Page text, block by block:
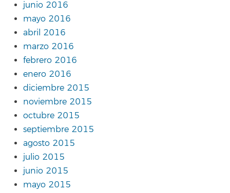
junio 2016
mayo 2016
abril 2016
marzo 2016
febrero 2016
enero 2016
diciembre 2015
noviembre 2015
octubre 2015
septiembre 2015
agosto 2015
julio 2015
junio 2015
mayo 2015